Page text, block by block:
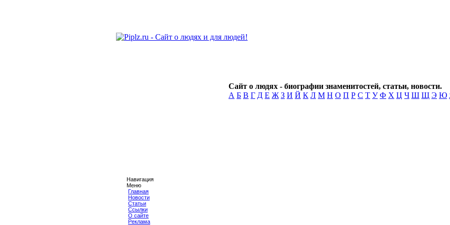
Сайт о людях - биографии знаменитостей, статьи, новости.
А Б В Г Д Е Ж З И Й К Л М Н О П Р С Т У Ф Х Ц Ч Ш Щ Э Ю
Навигация
Меню
Главная
Новости
Статьи
Ссылки
О сайте
Реклама